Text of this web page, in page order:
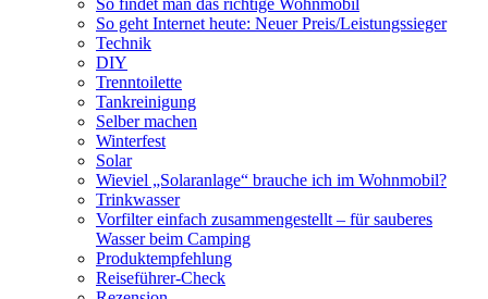
So geht Internet heute: Neuer Preis/Leistungssieger
Technik
DIY
Trenntoilette
Tankreinigung
Selber machen
Winterfest
Solar
Wieviel „Solaranlage“ brauche ich im Wohnmobil?
Trinkwasser
Vorfilter einfach zusammengestellt – für sauberes
Wasser beim Camping
Produktempfehlung
Reiseführer-Check